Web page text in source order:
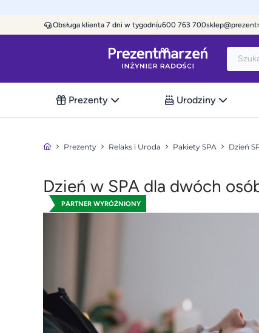
Obsługa klienta 7 dni w tygodniu600 763 700
Prezenty Urodziny
Prezenty Relaks i Uroda Pakiety SPA Dzień
Dzień w SPA dla dwóch
PARTNER WYRÓŻNIONY